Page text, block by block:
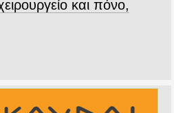
και πόνο,